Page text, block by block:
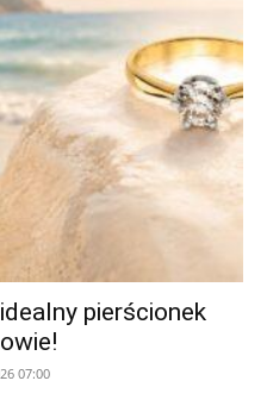
pierścionek
07:00